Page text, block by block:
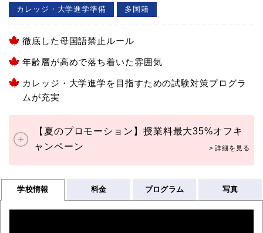
カレッジ・大学進学準備 多国籍
徹底した母国語禁止ルール
年齢層が高めで落ち着いた雰囲気
カレッジ・大学進学を目指すための試験対策プログラ
ムが充実
【夏のプロモーション】授業料最大35%オフキ
ャンペーン
学校情報 料金 プログラム 写真